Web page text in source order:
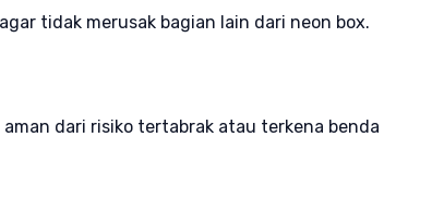
tidak merusak bagian lain dari neon box.
dari risiko tertabrak atau terkena benda